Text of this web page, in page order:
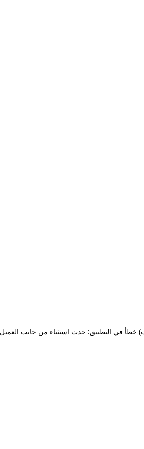
خطأ في التطبيق: حدث استثناء من جانب العميل